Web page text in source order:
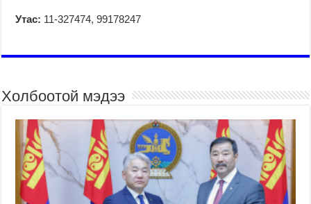
Утас: 11-327474, 99178247
Холбоотой мэдээ